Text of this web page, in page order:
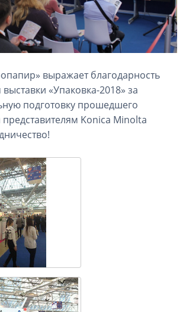
выражает благодарность
«Упаковка-2018» за
подготовку прошедшего
Konica Minolta